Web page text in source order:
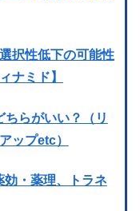
択性低下の可能性
ナミド】
ちらがいい？（リ
ップetc）
効・薬理、トラネ